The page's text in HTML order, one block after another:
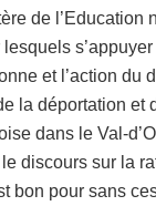
de
et l’action du
la déportation
dans le Val-
discours sur la
bon pour sans